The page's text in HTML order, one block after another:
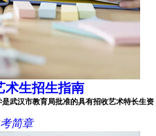
术生招生指南
武汉市教育局批准的具有招收艺术特长生资
简章